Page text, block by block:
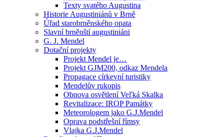
Texty svatého Augustina
Historie Augustiniánů v Brně
Úřad starobrněnského opata
Slavní brněnští augustiniáni
G. J. Mendel
Dotační projekty
Projekt Mendel je…
Projekt GJM200, odkaz Mendela
Propagace církevní turistiky
Mendelův rukopis
Obnova osvětlení Veľká Skalka
Revitalizace: IROP Památky
Meteorologem jako G.J.Mendel
Oprava podstřešní římsy
Vlajka G.J.Mendel